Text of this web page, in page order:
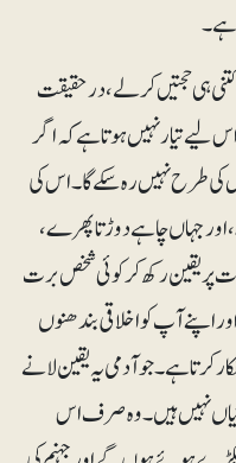
ہی حجتیں کرلے،درحقیقت
تیار نہیں ہوتا ہے کہ اگر
کی طرح نہیں رہ سکے گا۔ اس کی
جہاں چاہے دوڑتا پھرے،
پر یقین رکھ کر کوئی شخص برت
اپنے آپ کو اخلاقی بندھنوں
کرتا ہے۔ جو آدمی یہ یقین لانے
نہیں ہیں۔ وہ صرف اس